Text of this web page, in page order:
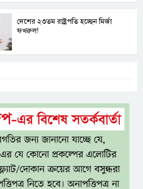
দেশের ২৩তম রাষ্ট্রপতি হচ্ছেন মির্জা
ফখরুল!